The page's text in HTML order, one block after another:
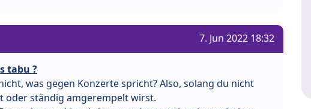
7. Jun 2022 18:32
tabu ?
was gegen Konzerte spricht? Also, solang du nicht
oder ständig amgerempelt wirst.